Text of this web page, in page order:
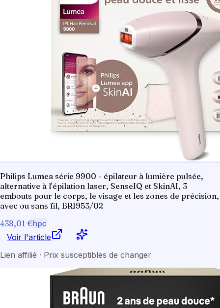
Philips Lumea série 9900 - épilateur à lumière pulsée,
alternative à l'épilation laser, SenseIQ et SkinAI, 3
embouts pour le corps, le visage et les zones de précision,
avec ou sans fil, BRI953/02
438,01 €hpc
Voir l'article
Lien affilié · Prix susceptibles de changer